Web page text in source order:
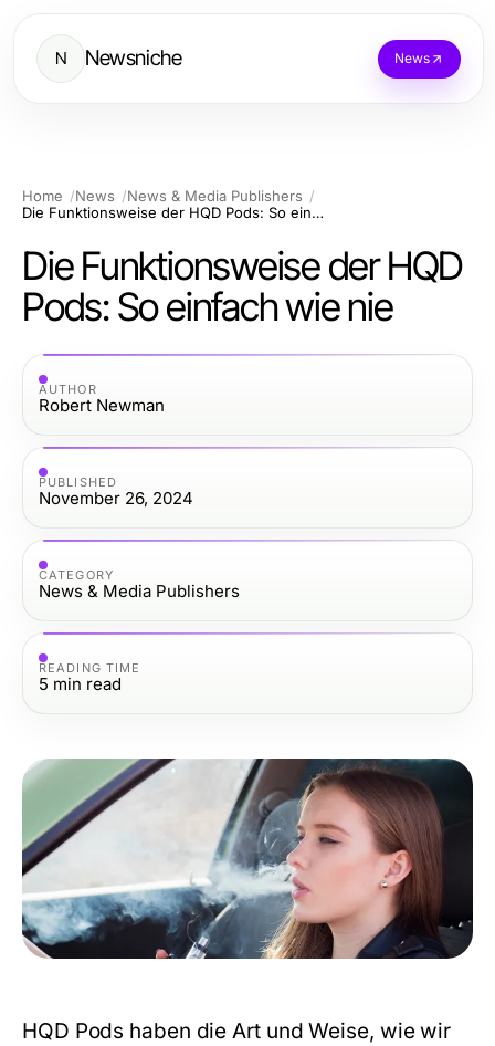
N Newsniche News
Home News
News & Media Publishers
Die Funktionsweise der HQD Pods: So einfach wie nie
Die Funktionsweise der HQD
Pods: So einfach wie nie
AUTHOR
Robert Newman
PUBLISHED
November 26, 2024
CATEGORY
News & Media Publishers
READING TIME
5 min read
HQD Pods haben die Art und Weise, wie wir